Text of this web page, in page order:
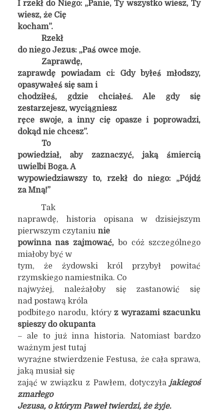
I rzekł do Niego: „Panie, Ty wszystko wiesz, Ty
wiesz, że Cię
kocham”.
Rzekł
do niego Jezus: „Paś owce moje.
Zaprawdę,
zaprawdę powiadam ci: Gdy byłeś młodszy,
opasywałeś się sam i
chodziłeś, gdzie chciałeś. Ale gdy się
zestarzejesz, wyciągniesz
ręce swoje, a inny cię opasze i poprowadzi,
dokąd nie chcesz”.
To
powiedział, aby zaznaczyć, jaką śmiercią
uwielbi Boga. A
wypowiedziawszy to, rzekł do niego: „Pójdź
za Mną!”
Tak
naprawdę, historia opisana w dzisiejszym
pierwszym czytaniu nie
powinna nas zajmować, bo cóż szczególnego
miałoby być w
tym, że żydowski król przybył powitać
rzymskiego namiestnika. Co
najwyżej, należałoby się zastanowić się
nad postawą króla
podbitego narodu, który z wyrazami szacunku
spieszy do okupanta
– ale to już inna historia. Natomiast bardzo
ważnym jest tutaj
wyraźne stwierdzenie Festusa, że cała sprawa,
jaką musiał się
zająć w związku z Pawłem, dotyczyła jakiegoś
zmarłego
Jezusa, o którym Paweł twierdzi, że żyje.